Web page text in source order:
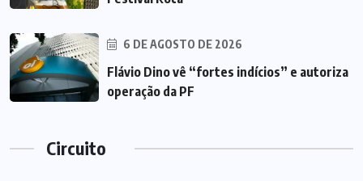
6 DE AGOSTO DE 2026
Flávio Dino vê “fortes indícios” e autoriza
operação da PF
Circuito